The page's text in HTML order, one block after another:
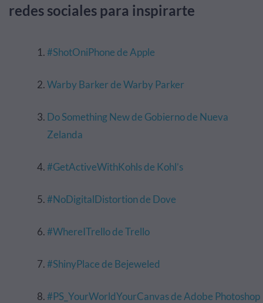
redes sociales para inspirarte
#ShotOniPhone de Apple
Warby Barker de Warby Parker
Do Something New de Gobierno de Nueva
Zelanda
#GetActiveWithKohls de Kohl’s
#NoDigitalDistortion de Dove
#WhereITrello de Trello
#ShinyPlace de Bejeweled
#PS_YourWorldYourCanvas de Adobe Photoshop